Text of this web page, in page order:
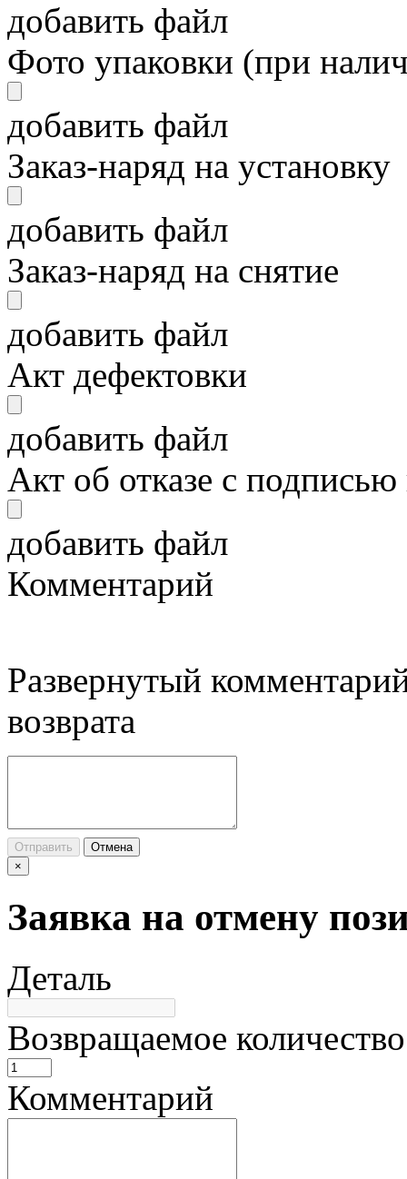
добавить файл
Фото упаковки (при
добавить файл
Заказ-наряд на установку
добавить файл
Заказ-наряд на снятие
добавить файл
Акт дефектовки
добавить файл
Акт об отказе с
добавить файл
Комментарий
Развернутый
возврата
Отправить
Отмена
×
Заявка на отмену
Деталь
Возвращаемое количество
Комментарий